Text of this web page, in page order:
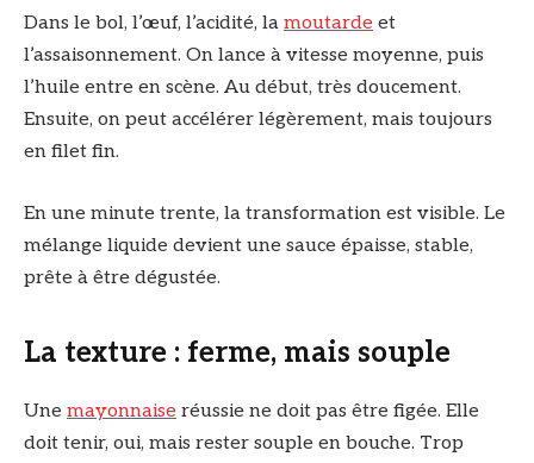
Dans le bol, l’œuf, l’acidité, la moutarde et
l’assaisonnement. On lance à vitesse moyenne, puis
l’huile entre en scène. Au début, très doucement.
Ensuite, on peut accélérer légèrement, mais toujours
en filet fin.
En une minute trente, la transformation est visible. Le
mélange liquide devient une sauce épaisse, stable,
prête à être dégustée.
La texture : ferme, mais souple
Une mayonnaise réussie ne doit pas être figée. Elle
doit tenir, oui, mais rester souple en bouche. Trop